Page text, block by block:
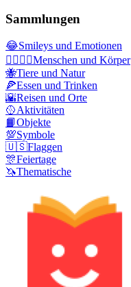
Sammlungen
😂Smileys und Emotionen
👩‍❤️‍💋‍👨Menschen und Körper
🐝Tiere und Natur
🍕Essen und Trinken
🌇Reisen und Orte
🥎Aktivitäten
📙Objekte
💯Symbole
🇺🇸Flaggen
🎊Feiertage
🦄Thematische